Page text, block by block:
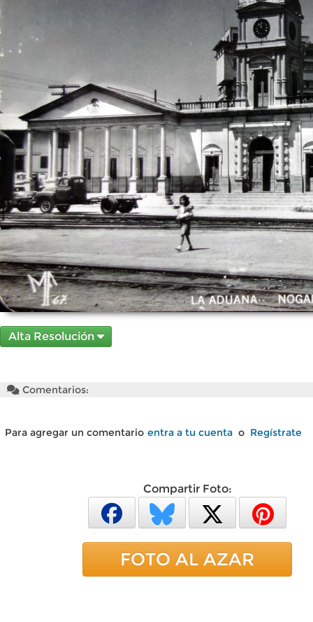
Alta Resolución
Comentarios:
Para agregar un comentario entra a tu cuenta o Regístrate
Compartir Foto:
FOTO AL AZAR